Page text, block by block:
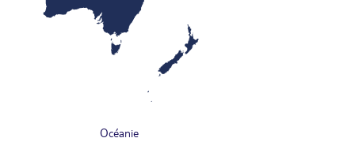
Océanie